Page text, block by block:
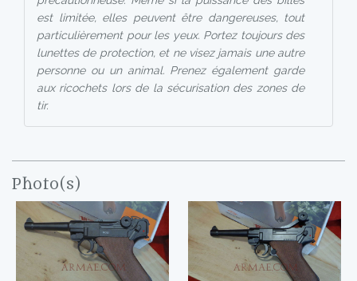
est limitée, elles peuvent être dangereuses, tout
particulièrement pour les yeux. Portez toujours des
lunettes de protection, et ne visez jamais une autre
personne ou un animal. Prenez également garde
aux ricochets lors de la sécurisation des zones de
tir.
Photo(s)